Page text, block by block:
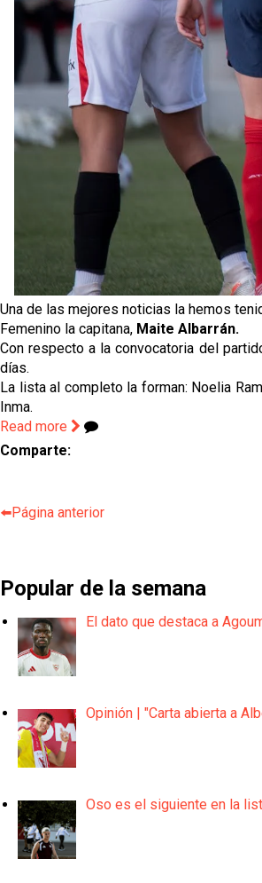
Una de las mejores noticias la hemos
Femenino la capitana, Maite Albarrán.
Con respecto a la convocatoria del
días.
La lista al completo la forman: Noelia
Inma.
Read more
Comparte:
⬅️Página anterior
Popular de la semana
El dato que destaca a
Opinión | "Carta abierta a
Oso es el siguiente en la